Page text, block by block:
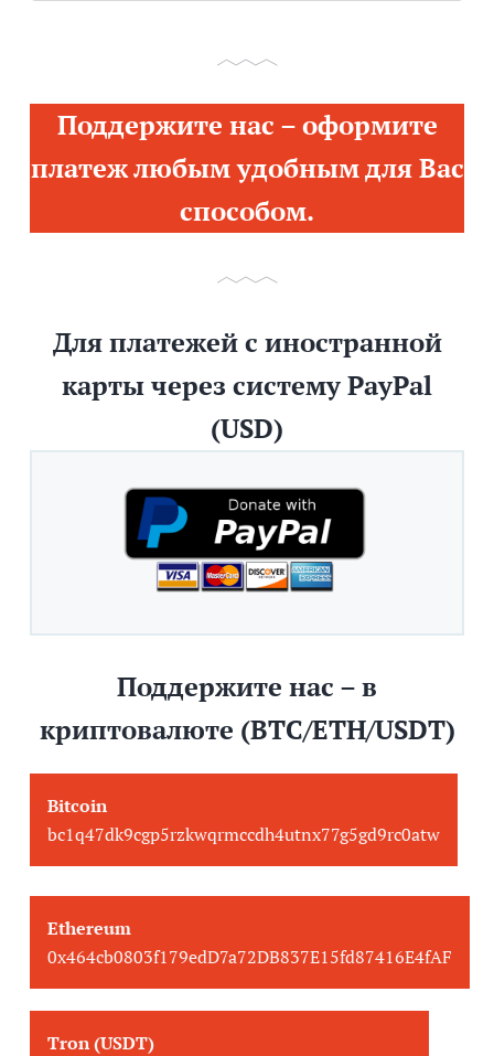
Поддержите нас – оформите
платеж любым удобным для Вас
способом.
Для платежей с иностранной
карты через систему PayPal
(USD)
Поддержите нас – в
криптовалюте (BTC/ETH/USDT)
Bitcoin
bc1q47dk9cgp5rzkwqrmccdh4utnx77g5gd9rc0atw
Ethereum
0x464cb0803f179edD7a72DB837E15fd87416E4fAF
Tron (USDT)